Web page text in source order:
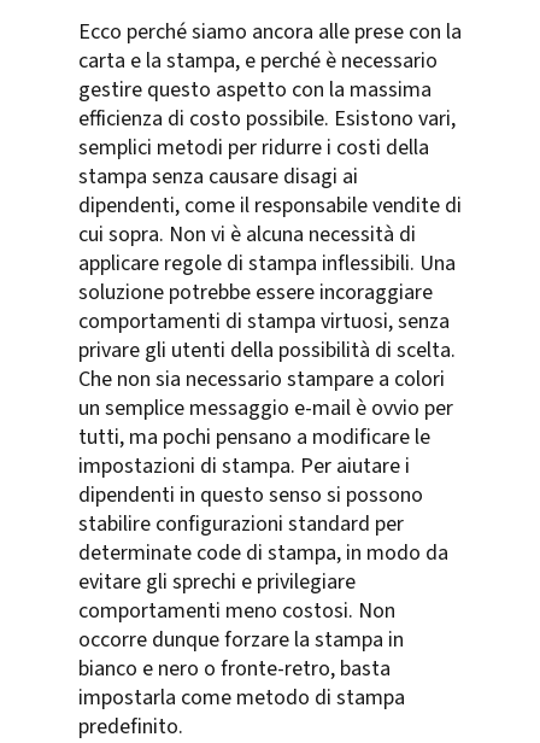
Ecco perché siamo ancora alle prese con la
carta e la stampa, e perché è necessario
gestire questo aspetto con la massima
efficienza di costo possibile. Esistono vari,
semplici metodi per ridurre i costi della
stampa senza causare disagi ai
dipendenti, come il responsabile vendite di
cui sopra. Non vi è alcuna necessità di
applicare regole di stampa inflessibili. Una
soluzione potrebbe essere incoraggiare
comportamenti di stampa virtuosi, senza
privare gli utenti della possibilità di scelta.
Che non sia necessario stampare a colori
un semplice messaggio e-mail è ovvio per
tutti, ma pochi pensano a modificare le
impostazioni di stampa. Per aiutare i
dipendenti in questo senso si possono
stabilire configurazioni standard per
determinate code di stampa, in modo da
evitare gli sprechi e privilegiare
comportamenti meno costosi. Non
occorre dunque forzare la stampa in
bianco e nero o fronte-retro, basta
impostarla come metodo di stampa
predefinito.